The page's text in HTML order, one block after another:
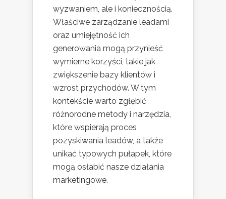
wyzwaniem, ale i koniecznością.
Właściwe zarządzanie leadami
oraz umiejętność ich
generowania mogą przynieść
wymierne korzyści, takie jak
zwiększenie bazy klientów i
wzrost przychodów. W tym
kontekście warto zgłębić
różnorodne metody i narzędzia,
które wspierają proces
pozyskiwania leadów, a także
unikać typowych pułapek, które
mogą osłabić nasze działania
marketingowe.